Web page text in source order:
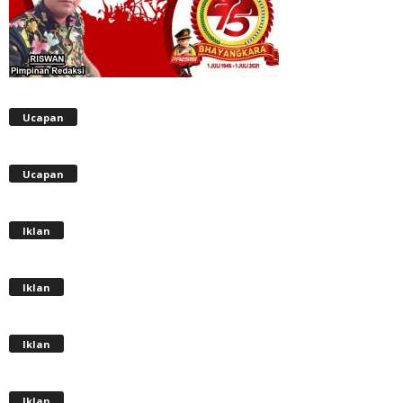
Ucapan
Ucapan
Iklan
Iklan
Iklan